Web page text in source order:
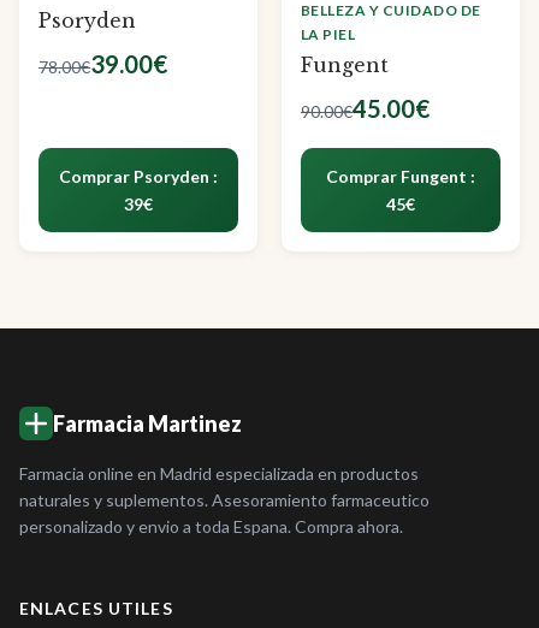
Psoryden
78.00€39.00€
Comprar Psoryden :
39€
BELLEZA Y CUIDADO DE
LA PIEL
Fungent
90.00€45.00€
Comprar Fungent :
45€
Farmacia Martinez
Farmacia online en Madrid especializada en productos
naturales y suplementos. Asesoramiento farmaceutico
personalizado y envio a toda Espana. Compra ahora.
ENLACES UTILES